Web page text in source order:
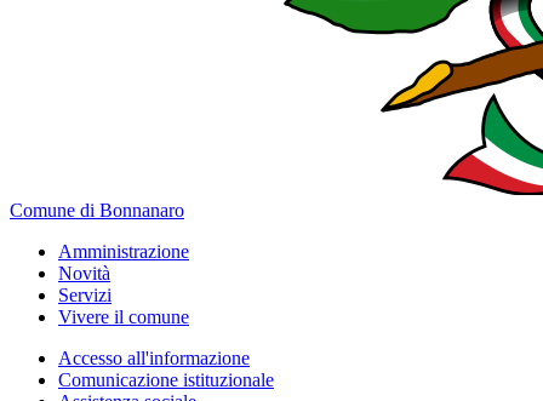
Comune di Bonnanaro
Amministrazione
Novità
Servizi
Vivere il comune
Accesso all'informazione
Comunicazione istituzionale